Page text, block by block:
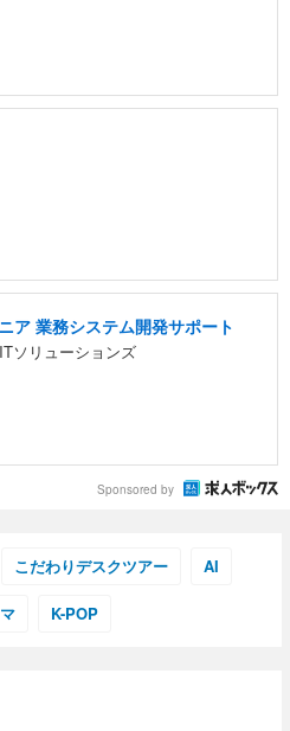
ア 業務システム開発サポート
ソリューションズ
Sponsored by
こだわりデスクツアー AI
K-POP